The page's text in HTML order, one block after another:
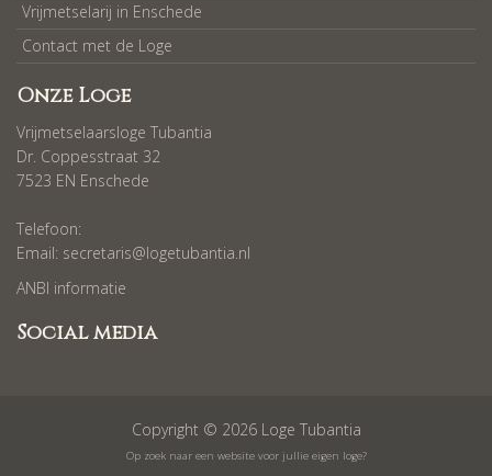
Vrijmetselarij in Enschede
Contact met de Loge
Onze Loge
Vrijmetselaarsloge Tubantia
Dr. Coppesstraat 32
7523 EN Enschede
Telefoon:
Email: secretaris@logetubantia.nl
ANBI informatie
Social media
Copyright © 2026 Loge Tubantia
Op zoek naar een website voor jullie eigen loge?